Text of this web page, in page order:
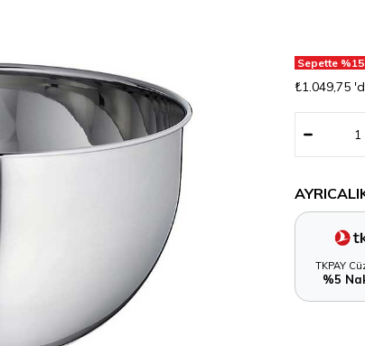
Sepette
₺1.049,75
TKPAY
%5